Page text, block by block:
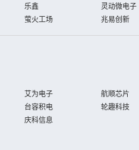
乐鑫
灵动微电子
萤火工场 兆易创新
艾为电子
航顺芯片
台容积电
轮趣科技
庆科信息